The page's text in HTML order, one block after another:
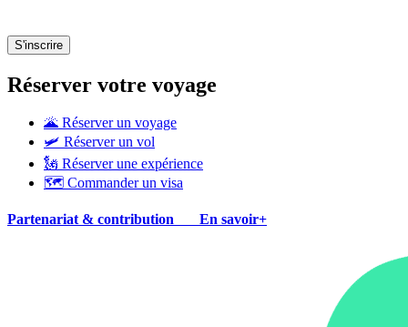
Réserver votre voyage
🌋 Réserver un voyage
🛩 Réserver un vol
🗽 Réserver une expérience
🗺 Commander un visa
Partenariat & contribution En savoir+